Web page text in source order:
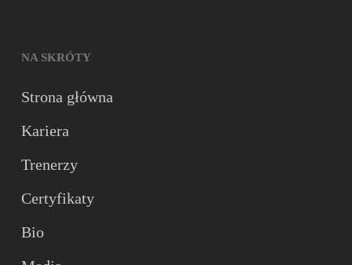
NA SKRÓTY
Strona główna
Kariera
Trenerzy
Certyfikaty
Bio